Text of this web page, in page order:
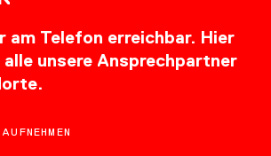
am Telefon erreichbar. Hier
unsere Ansprechpartner